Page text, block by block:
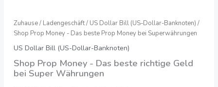
Zuhause/ Ladengeschäft/ US Dollar Bill (US-Dollar-Banknoten) /
Shop Prop Money - Das beste Prop Money bei Superwährungen
US Dollar Bill (US-Dollar-Banknoten)
Shop Prop Money - Das beste richtige Geld
bei Super Währungen